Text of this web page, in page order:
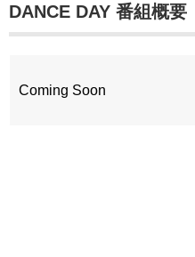
DANCE DAY 番組概要
Coming Soon